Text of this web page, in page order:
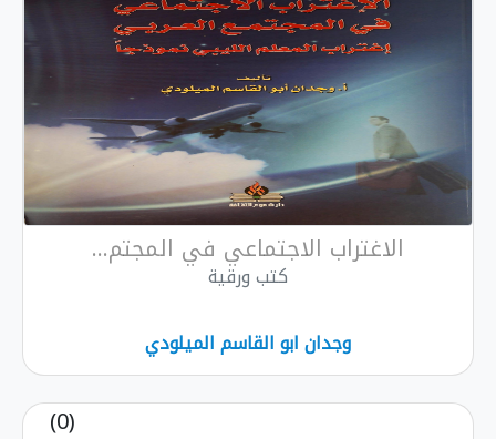
الاغتراب الاجتماعي في المجتم...
كتب ورقية
وجدان ابو القاسم الميلودي